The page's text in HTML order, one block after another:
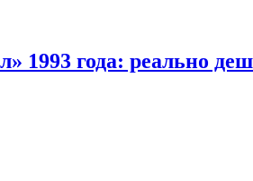
1993 года: реально